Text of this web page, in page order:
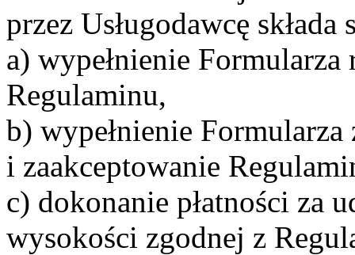
przez Usługodawcę
a) wypełnienie
Regulaminu,
b) wypełnienie Formularza
i zaakceptowanie
c) dokonanie płatności za
wysokości zgodnej z